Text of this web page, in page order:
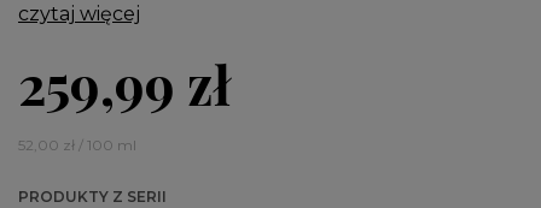
czytaj więcej
259,99 zł
52,00 zł / 100 ml
PRODUKTY Z SERII